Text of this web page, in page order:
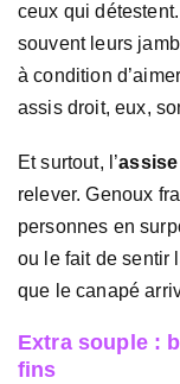
ceux qui
souvent leurs
à condition
assis droit, eux,
Et surtout, l’assise
relever. Genoux
personnes en
ou le fait de sentir
que le canapé
Extra souple :
fins